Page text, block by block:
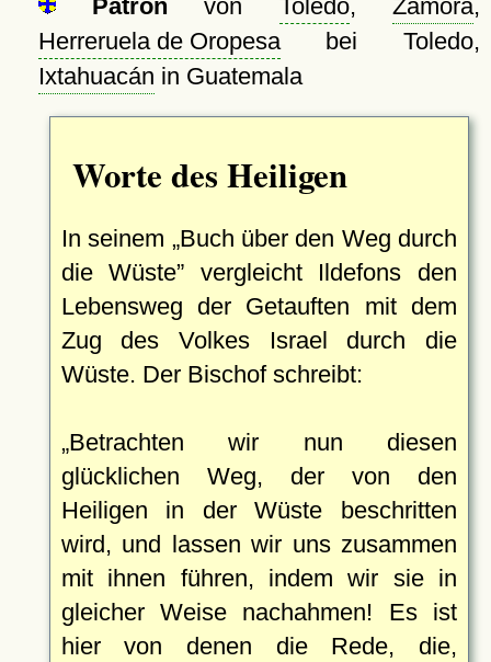
Patron von Toledo, Zamora,
Herreruela de Oropesabei Toledo,
Ixtahuacán in Guatemala
Worte des Heiligen
In seinem Buch über den Weg durch
die Wüste
vergleicht Ildefons den
Lebensweg der Getauften mit dem
Zug des Volkes Israel durch die
Wüste. Der Bischof schreibt:
Betrachten wir nun diesen
glücklichen Weg, der von den
Heiligen in der Wüste beschritten
wird, und lassen wir uns zusammen
mit ihnen führen, indem wir sie in
gleicher Weise nachahmen! Es ist
hier von denen die Rede, die,